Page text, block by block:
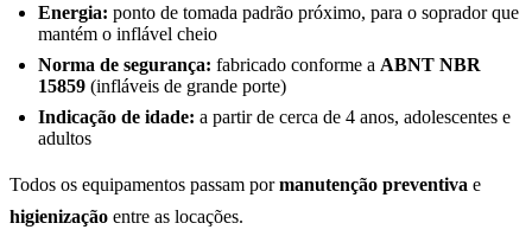
Energia: ponto de tomada padrão próximo, para o soprador que
mantém o inflável cheio
Norma de segurança: fabricado conforme a ABNT NBR
15859 (infláveis de grande porte)
Indicação de idade: a partir de cerca de 4 anos, adolescentes e
adultos
Todos os equipamentos passam pormanutenção preventiva e
higienização entre as locações.